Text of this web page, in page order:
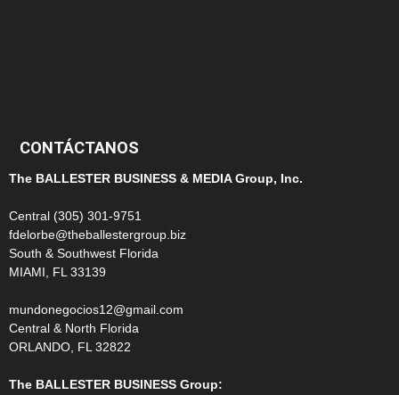
CONTÁCTANOS
The BALLESTER BUSINESS & MEDIA Group, Inc.
Central (305) 301-9751
fdelorbe@theballestergroup.biz
South & Southwest Florida
MIAMI, FL 33139
mundonegocios12@gmail.com
Central & North Florida
ORLANDO, FL 32822
The BALLESTER BUSINESS Group: